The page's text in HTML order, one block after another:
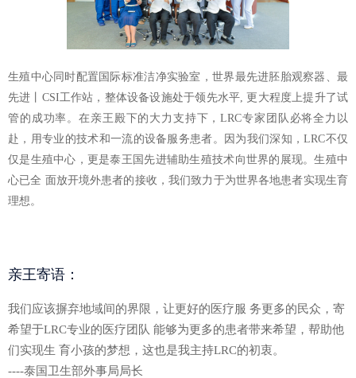
生殖中心同时配置国际标准洁净实验室，世界最先进胚胎观察器、最
先进丨CSI工作站，整体设备设施处于领先水平, 更大程度上提升了试
管的成功率。在亲王殿下的大力支持下，LRC专家团队必将全力以
赴，用专业的技术和一流的设备服务患者。因为我们深知，LRC不仅
仅是生殖中心，更是泰王国先进辅助生殖技术向世界的展现。生殖中
心已全 面放开境外患者的接收，我们致力于为世界各地患者实现生育
理想。
亲王寄语：
我们应该摒弃地域间的界限，让更好的医疗服 务更多的民众，寄
希望于LRC专业的医疗团队 能够为更多的患者带来希望，帮助他
们实现生 育小孩的梦想，这也是我主持LRC的初衷。
----泰国卫生部外事局局长